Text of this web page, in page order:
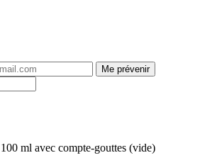
Me prévenir
ml avec compte-gouttes (vide)